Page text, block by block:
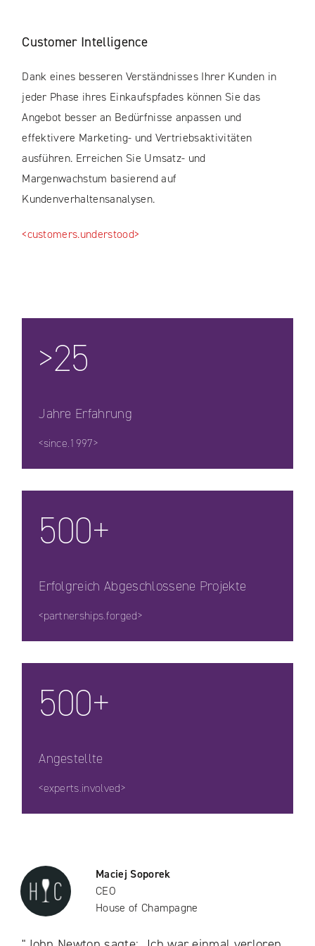
Customer Intelligence
Dank eines besseren Verständnisses Ihrer Kunden in
jeder Phase ihres Einkaufspfades können Sie das
Angebot besser an Bedürfnisse anpassen und
effektivere Marketing- und Vertriebsaktivitäten
ausführen. Erreichen Sie Umsatz- und
Margenwachstum basierend auf
Kundenverhaltensanalysen.
<customers.understood>
>25
Jahre Erfahrung
<since.1997>
500+
Erfolgreich Abgeschlossene Projekte
<partnerships.forged>
500+
Angestellte
<experts.involved>
Maciej Soporek
CEO
House of Champagne